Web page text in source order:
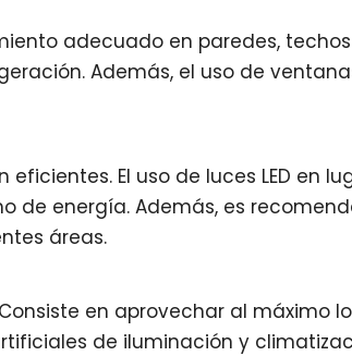
adecuado en paredes,
Además, el uso de
El uso de luces LED en
energía. Además, es
áreas.
en aprovechar al máximo
de iluminación y